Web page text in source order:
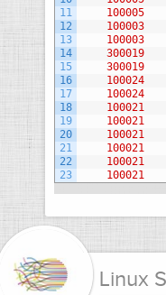
11
12
13
14
15
16
17
18
19
20
21
22
23
100005
100003
100003
300019
300019
100024
100024
100021
100021
100021
100021
100021
100021
Linux